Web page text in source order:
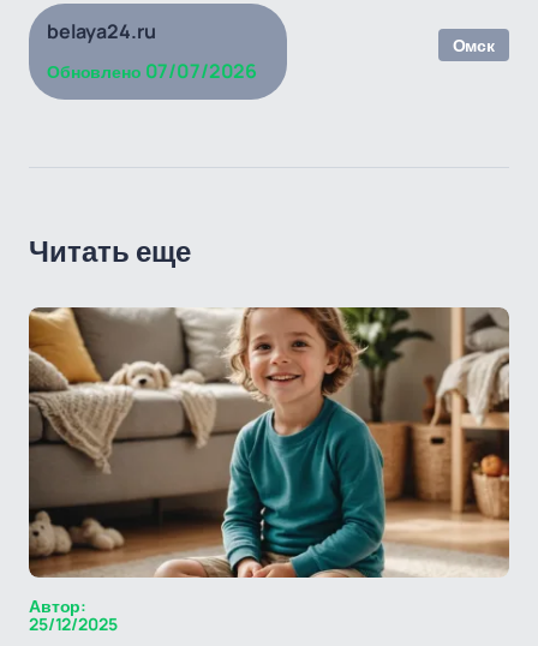
belaya24.ru
Обновлено 07/07/2026
Омск
Читать еще
Автор:
25/12/2025